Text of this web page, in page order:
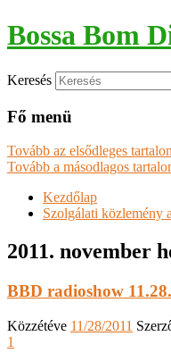
Bossa Bom
Keresés
Fő menü
Tovább az elsődleges
Tovább a másodlagos
Kezdőlap
Szolgálati közlemény
2011. november
BBD radioshow
Közzétéve 11/28/2011
1